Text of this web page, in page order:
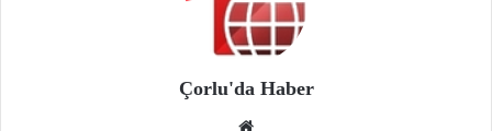
Çorlu'da Haber